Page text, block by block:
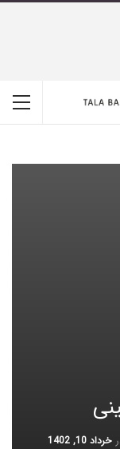
خرداد 10, 1402